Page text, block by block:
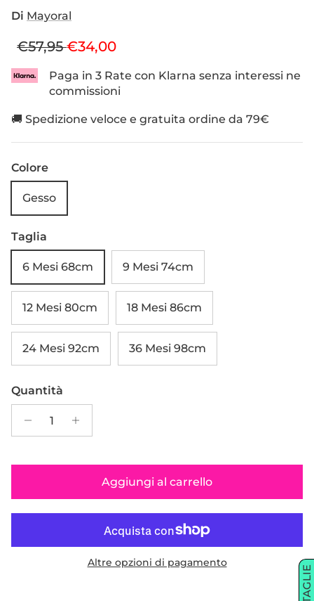
Di Mayoral
Prezzo normale
€57,95Prezzo di vendita
€34,00
Paga in 3 Rate con Klarna senza interessi ne
commissioni
🚚 Spedizione veloce e gratuita ordine da 79€
Colore
Gesso
Taglia
6 Mesi 68cm 9 Mesi 74cm
12 Mesi 80cm 18 Mesi 86cm
24 Mesi 92cm 36 Mesi 98cm
Quantità
Aggiungi al carrello
Altre opzioni di pagamento